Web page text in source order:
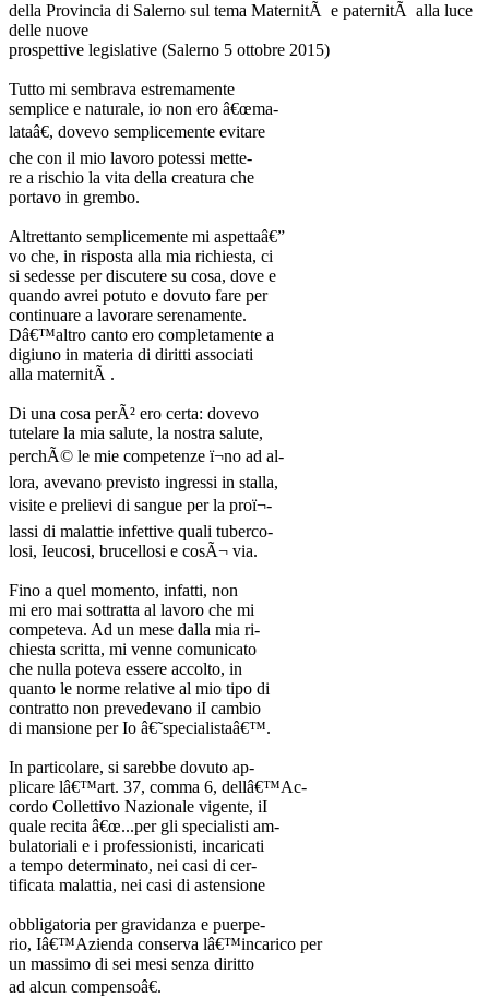
della Provincia di Salerno sul tema MaternitÃ e paternitÃ alla luce
delle nuove
prospettive legislative (Salerno 5 ottobre 2015)
Tutto mi sembrava estremamente
semplice e naturale, io non ero â€œma-
lataâ€, dovevo semplicemente evitare
che con il mio lavoro potessi mette-
re a rischio la vita della creatura che
portavo in grembo.
Altrettanto semplicemente mi aspettaâ€”
vo che, in risposta alla mia richiesta, ci
si sedesse per discutere su cosa, dove e
quando avrei potuto e dovuto fare per
continuare a lavorare serenamente.
Dâ€™altro canto ero completamente a
digiuno in materia di diritti associati
alla maternitÃ .
Di una cosa perÃ² ero certa: dovevo
tutelare la mia salute, la nostra salute,
perchÃ© le mie competenze ï¬no ad al-
lora, avevano previsto ingressi in stalla,
visite e prelievi di sangue per la proï¬-
lassi di malattie infettive quali tuberco-
losi, Ieucosi, brucellosi e cosÃ¬ via.
Fino a quel momento, infatti, non
mi ero mai sottratta al lavoro che mi
competeva. Ad un mese dalla mia ri-
chiesta scritta, mi venne comunicato
che nulla poteva essere accolto, in
quanto le norme relative al mio tipo di
contratto non prevedevano iI cambio
di mansione per Io â€˜specialistaâ€™.
In particolare, si sarebbe dovuto ap-
plicare lâ€™art. 37, comma 6, dellâ€™Ac-
cordo Collettivo Nazionale vigente, iI
quale recita â€œ...per gli specialisti am-
bulatoriali e i professionisti, incaricati
a tempo determinato, nei casi di cer-
tificata malattia, nei casi di astensione
obbligatoria per gravidanza e puerpe-
rio, Iâ€™Azienda conserva lâ€™incarico per
un massimo di sei mesi senza diritto
ad alcun compensoâ€.